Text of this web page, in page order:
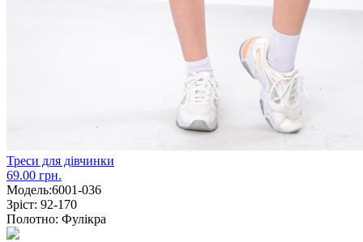
Треси для дівчинки
69.00 грн.
Модель:6001-036
Зріст: 92-170
Полотно: Фулікра